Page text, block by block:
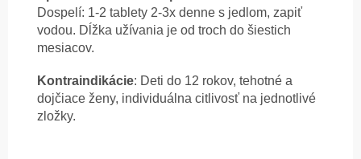
Dospelí: 1-2 tablety 2-3x denne s jedlom, zapiť
vodou. Dĺžka užívania je od troch do šiestich
mesiacov.
Kontraindikácie: Deti do 12 rokov, tehotné a
dojčiace ženy, individuálna citlivosť na jednotlivé
zložky.